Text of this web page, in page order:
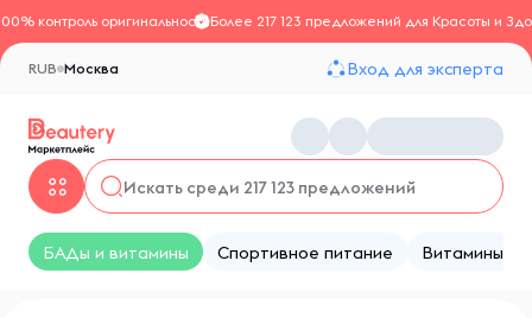
контроль оригинальностиБолее 217 123 предложений для Красоты и
Москва
RUB Вход для эксперта
БАДы и витамины Спортивное питание Витамины